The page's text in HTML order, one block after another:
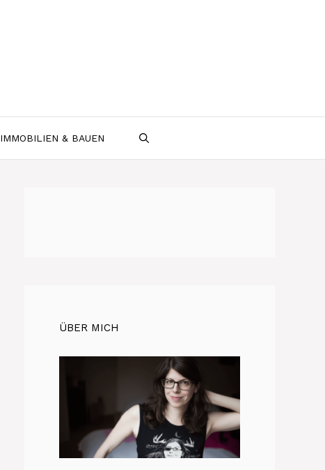
IMMOBILIEN & BAUEN
ÜBER MICH